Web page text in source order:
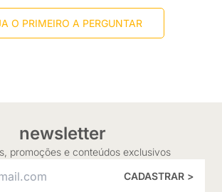
O PRIMEIRO A PERGUNTAR
newsletter
promoções e conteúdos exclusivos
CADASTRAR >